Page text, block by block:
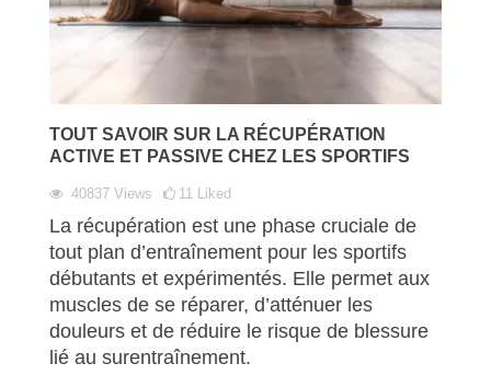
TOUT SAVOIR SUR LA RÉCUPÉRATION
ACTIVE ET PASSIVE CHEZ LES SPORTIFS
40837 Views 11 Liked
La récupération est une phase cruciale de
tout plan d’entraînement pour les sportifs
débutants et expérimentés. Elle permet aux
muscles de se réparer, d’atténuer les
douleurs et de réduire le risque de blessure
lié au surentraînement.